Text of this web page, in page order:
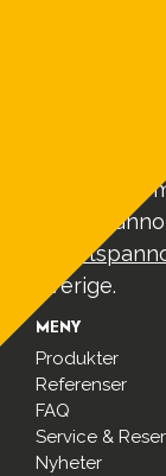
ditt
Europas
Vi erbjuder
Sverige.
MENY
Produkter
Referenser
FAQ
Service &
Nyheter